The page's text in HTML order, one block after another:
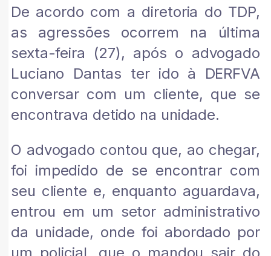
De acordo com a diretoria do TDP,
as agressões ocorrem na última
sexta-feira (27), após o advogado
Luciano Dantas ter ido à DERFVA
conversar com um cliente, que se
encontrava detido na unidade.
O advogado contou que, ao chegar,
foi impedido de se encontrar com
seu cliente e, enquanto aguardava,
entrou em um setor administrativo
da unidade, onde foi abordado por